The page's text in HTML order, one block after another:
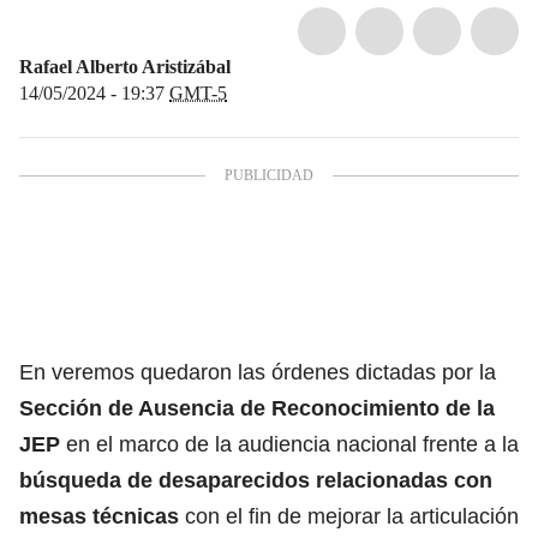
Rafael Alberto Aristizábal
14/05/2024 - 19:37 GMT-5
En veremos quedaron las órdenes dictadas por la
Sección de Ausencia de Reconocimiento de la
JEP en el marco de la audiencia nacional frente a la
búsqueda de desaparecidos relacionadas con
mesas técnicas con el fin de mejorar la articulación